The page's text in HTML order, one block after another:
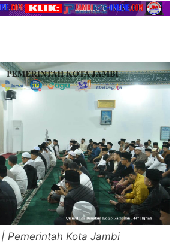
Pemerintah Kota Jambi